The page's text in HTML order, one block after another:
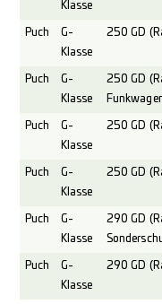
Klasse
Puch
G-
Klasse
250 GD
Puch
G-
Klasse
250 GD
Puch
G-
Klasse
250 GD
Puch
G-
Klasse
250 GD
Puch
G-
Klasse
290 GD
Puch
G-
Klasse
290 GD